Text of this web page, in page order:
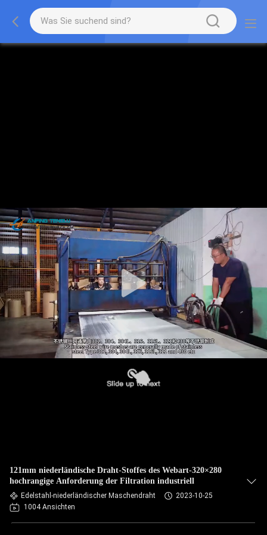
121mm niederländische Draht-Stoffes des Webart-320×280
hochrangige Anforderung der Filtration industriell
Edelstahl-niederländischer Maschendraht
2023-10-25
1004 Ansichten